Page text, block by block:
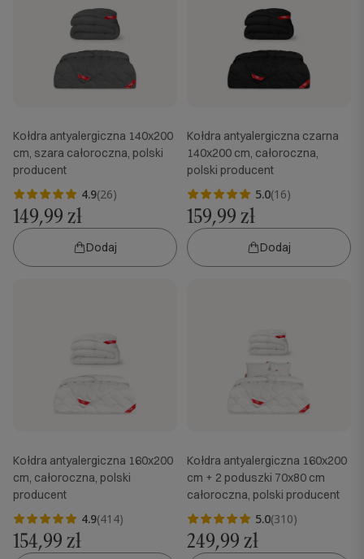
Kołdra antyalergiczna 140x200
cm, szara całoroczna, polski
producent
4.9(26)
149,99 zł
Dodaj
Kołdra antyalergiczna czarna
140x200 cm, całoroczna,
polski producent
5.0(16)
159,99 zł
Dodaj
Kołdra antyalergiczna 160x200
cm, całoroczna, polski
producent
4.9(414)
154,99 zł
Kołdra antyalergiczna 160x200
cm + 2 poduszki 70x80 cm
całoroczna, polski producent
5.0(310)
249,99 zł